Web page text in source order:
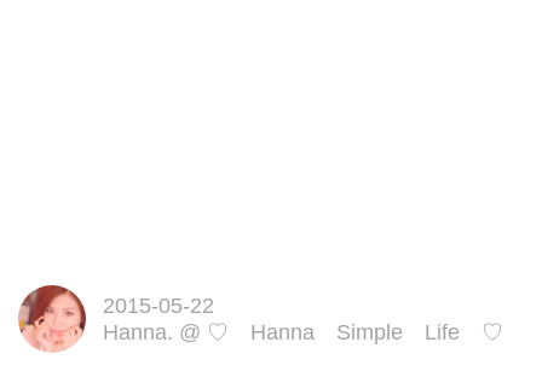
2015-05-22
Hanna. @ ♡ Hanna Simple Life ♡